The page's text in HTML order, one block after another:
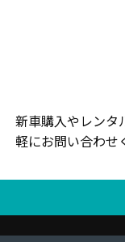
新車購入やレンタ
軽にお問い合わせ